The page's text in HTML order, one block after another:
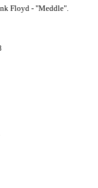
Floyd - "Meddle".